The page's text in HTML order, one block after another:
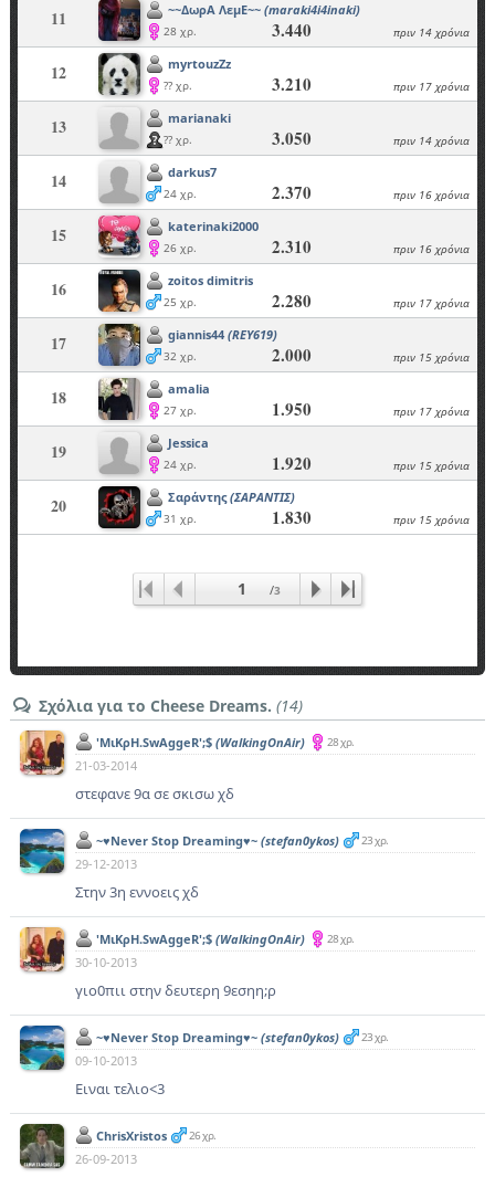
11 ~~ΔωρΑ ΛεμΕ~~ (maraki4i4inaki)
28 χρ. πριν 14 χρόνια
3.440
12 myrtouzZz
?? χρ. πριν 17 χρόνια
3.210
13 marianaki
?? χρ. πριν 14 χρόνια
3.050
14 darkus7
24 χρ. πριν 16 χρόνια
2.370
15 katerinaki2000
26 χρ. πριν 16 χρόνια
2.310
16 zoitos dimitris
25 χρ. πριν 17 χρόνια
2.280
17 giannis44 (REY619)
32 χρ. πριν 15 χρόνια
2.000
18 amalia
27 χρ. πριν 17 χρόνια
1.950
19 Jessica
24 χρ. πριν 15 χρόνια
1.920
20 Σαράντης(ΣΑΡΑΝΤΙΣ)
31 χρ. πριν 15 χρόνια
1.830
1 /3
Σχόλια για το Cheese Dreams. (14)
'ΜιΚρΗ.SwAggeR';$ (WalkingOnAir) 28 χρ.
21-03-2014
στεφανε 9α σε σκισω χδ
~♥Never Stop Dreaming♥~ (stefan0ykos) 23 χρ.
29-12-2013
Στην 3η εννοεις χδ
'ΜιΚρΗ.SwAggeR';$ (WalkingOnAir) 28 χρ.
30-10-2013
γιο0πιι στην δευτερη 9εσηη;ρ
~♥Never Stop Dreaming♥~ (stefan0ykos) 23 χρ.
09-10-2013
Ειναι τελιο<3
ChrisXristos 26 χρ.
26-09-2013